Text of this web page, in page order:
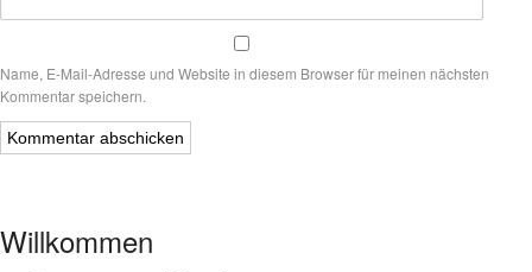
Name, E-Mail-Adresse und Website in diesem Browser für meinen nächsten
Kommentar speichern.
Willkommen